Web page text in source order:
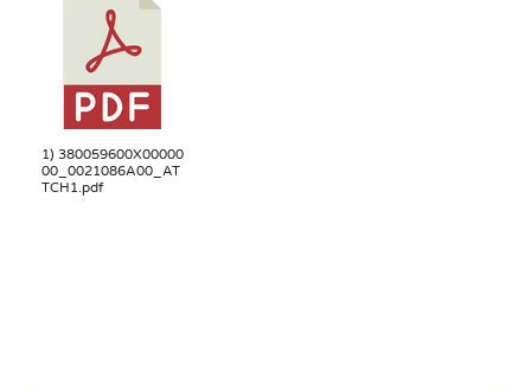
1) 380059600X00000
00_0021086A00_AT
TCH1.pdf